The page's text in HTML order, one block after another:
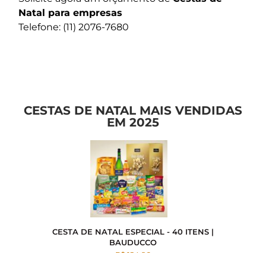
Natal para empresas
Telefone: (11) 2076-7680
CESTAS DE NATAL MAIS VENDIDAS
EM 2025
CESTA DE NATAL ESPECIAL - 40 ITENS |
BAUDUCCO